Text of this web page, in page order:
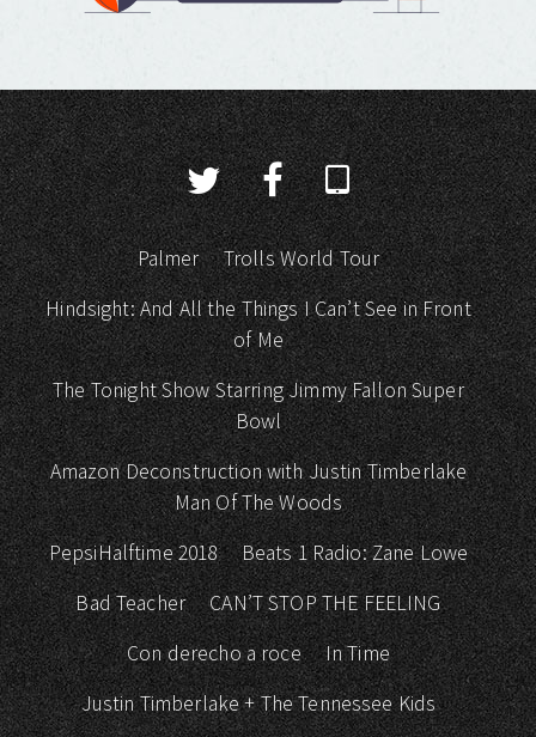
Palmer
Trolls World Tour
Hindsight: And All the Things I Can’t See in Front
of Me
The Tonight Show Starring Jimmy Fallon Super
Bowl
Amazon Deconstruction with Justin Timberlake
Man Of The Woods
PepsiHalftime 2018
Beats 1 Radio: Zane Lowe
Bad Teacher
CAN’T STOP THE FEELING
Con derecho a roce
In Time
Justin Timberlake + The Tennessee Kids